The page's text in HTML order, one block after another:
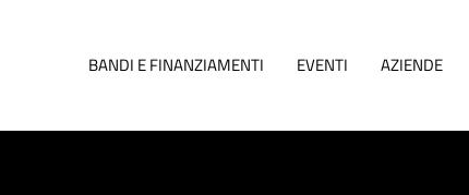
BANDI E FINANZIAMENTI EVENTI AZIENDE